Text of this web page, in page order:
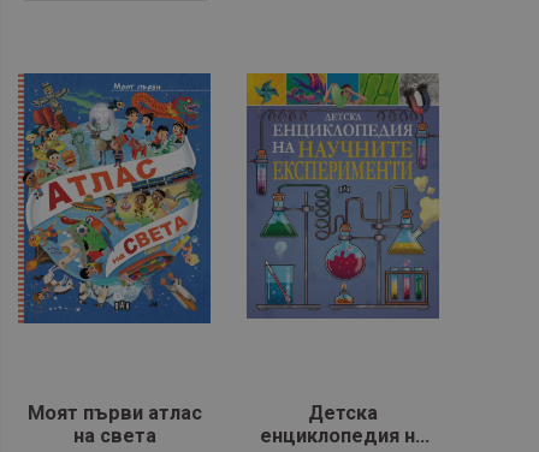
Моят първи атлас
на света
Детска
енциклопедия на